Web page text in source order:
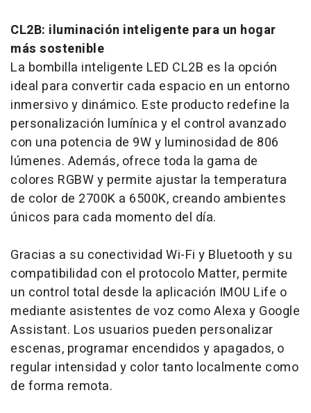
CL2B: iluminación inteligente para un hogar
más sostenible
La bombilla inteligente LED CL2B es la opción
ideal para convertir cada espacio en un entorno
inmersivo y dinámico. Este producto redefine la
personalización lumínica y el control avanzado
con una potencia de 9W y luminosidad de 806
lúmenes. Además, ofrece toda la gama de
colores RGBW y permite ajustar la temperatura
de color de 2700K a 6500K, creando ambientes
únicos para cada momento del día.
Gracias a su conectividad Wi-Fi y Bluetooth y su
compatibilidad con el protocolo Matter, permite
un control total desde la aplicación IMOU Life o
mediante asistentes de voz como Alexa y Google
Assistant. Los usuarios pueden personalizar
escenas, programar encendidos y apagados, o
regular intensidad y color tanto localmente como
de forma remota.